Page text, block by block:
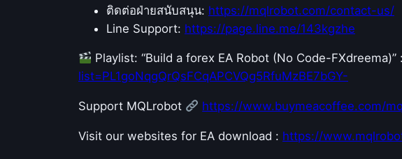
ติดต่อฝ่ายสนับสนุน: https://mqlrobot.com/contact-us/
Line Support: https://page.line.me/143kgzhe
Playlist: “Build a forex EA Robot (No Code-FXdreema)” :
list=PL1goNqgQrQsFCqAPCVQg5RfuMzBE7bGY-
Support MQLrobot https://www.buymeacoffee.com/
Visit our websites for EA download : https://